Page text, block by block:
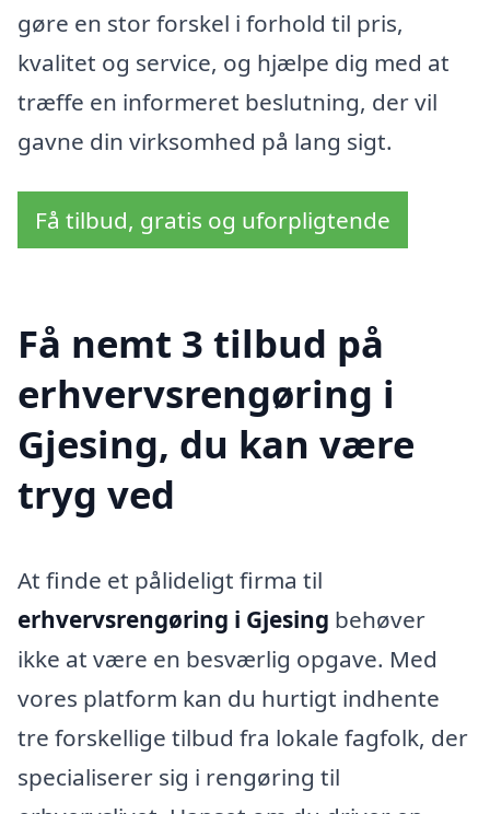
gøre en stor forskel i forhold til pris,
kvalitet og service, og hjælpe dig med at
træffe en informeret beslutning, der vil
gavne din virksomhed på lang sigt.
Få tilbud, gratis og uforpligtende
Få nemt 3 tilbud på
erhvervsrengøring i
Gjesing, du kan være
tryg ved
At finde et pålideligt firma til
erhvervsrengøring i Gjesing behøver
ikke at være en besværlig opgave. Med
vores platform kan du hurtigt indhente
tre forskellige tilbud fra lokale fagfolk, der
specialiserer sig i rengøring til